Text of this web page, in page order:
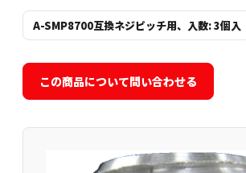
A-SMP8700互換ネジピッチ用、入数: 3個入
この商品について問い合わせる